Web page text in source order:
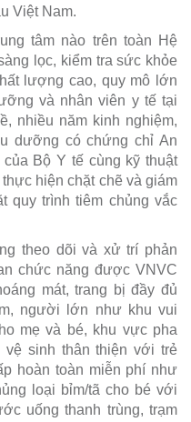
Việt Nam.
tâm nào trên toàn Hệ
lọc, kiểm tra sức khỏe
lượng cao, quy mô lớn
và nhân viên y tế tại
nhiều năm kinh nghiệm,
dưỡng có chứng chỉ An
Bộ Y tế cùng kỹ thuật
hiện chặt chẽ và giám
quy trình tiêm chủng vắc
theo dõi và xử trí phản
chức năng được VNVC
mát, trang bị đầy đủ
người lớn như khu vui
mẹ và bé, khu vực pha
vệ sinh thân thiện với trẻ
hoàn toàn miễn phí như
loại bỉm/tã cho bé với
uống thanh trùng, trạm